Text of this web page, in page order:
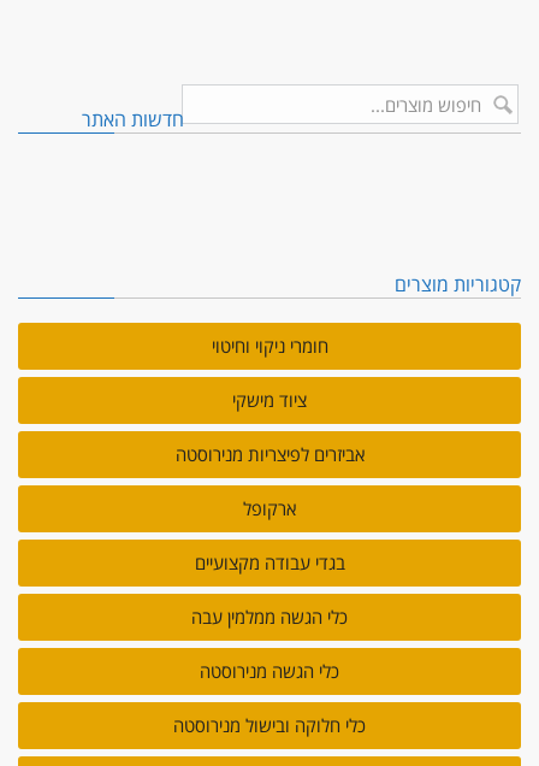
חדשות האתר
בגדי עבודה מקצועיים, למטבחים, לרפואה, לתעשייה ועוד…
חומרי ניקוי וחיטוי, משק בית. מוסדי, תעשייה…
קטגוריות מוצרים
חומרי ניקוי וחיטוי
ציוד מישקי
אביזרים לפיצריות מנירוסטה
ארקופל
בגדי עבודה מקצועיים
כלי הגשה ממלמין עבה
כלי הגשה מנירוסטה
כלי חלוקה ובישול מנירוסטה